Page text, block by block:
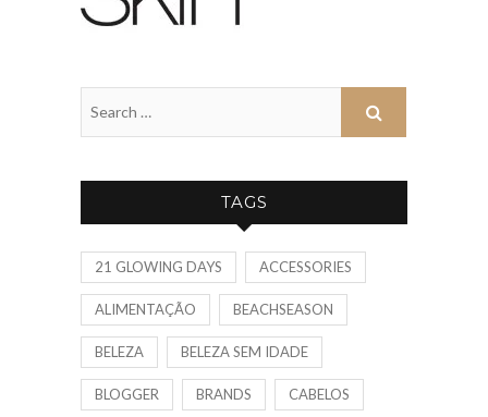
TAGS
21 GLOWING DAYS ACCESSORIES
ALIMENTAÇÃO BEACHSEASON
BELEZA BELEZA SEM IDADE
BLOGGER BRANDS CABELOS